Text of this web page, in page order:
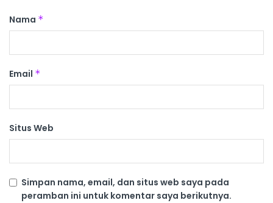
Nama *
Email *
Situs Web
Simpan nama, email, dan situs web saya pada
peramban ini untuk komentar saya berikutnya.